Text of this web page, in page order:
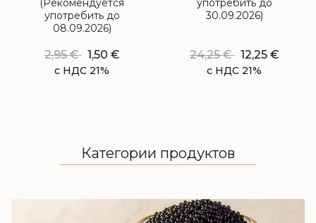
(Рекомендуется
употребить до
08.09.2026)
2,95€ 1,50 €
с НДС 21%
употребить до
30.09.2026)
24,25€ 12,25 €
с НДС 21%
Категории продуктов